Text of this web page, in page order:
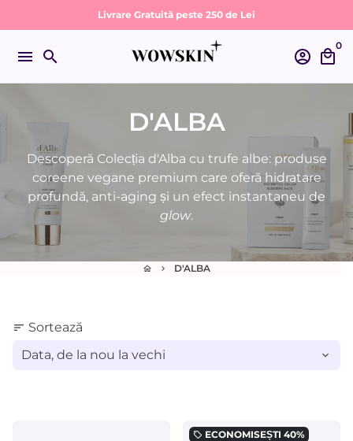
la
conținut
Livrare Gratuită peste 250 de Lei
menu search account_circle local_mall
0
D'ALBA
Descoperă Colecția d'Alba cu trufe albe: produse
coreene vegane premium care oferă hidratare
profundă, anti-aging și un efect instantaneu de
glow.
home keyboard_arrow_right D'ALBA
sort Sortează
local_offer ECONOMISEȘTI 40%